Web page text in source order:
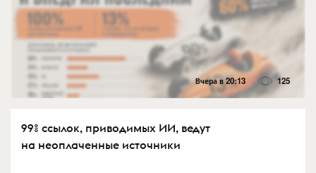
Вчера в 20:13 125
99% ссылок, приводимых ИИ, ведут
на неоплаченные источники